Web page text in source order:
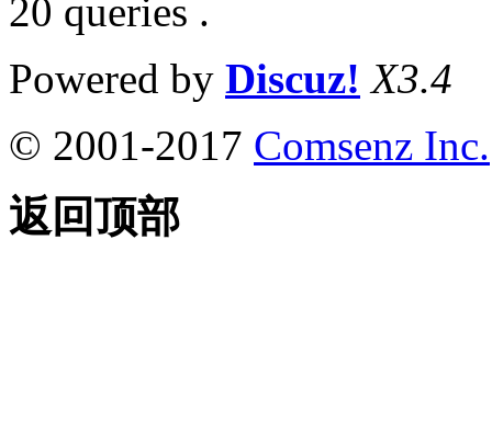
20 queries .
Powered by Discuz! X3.4
© 2001-2017 Comsenz Inc.
返回顶部